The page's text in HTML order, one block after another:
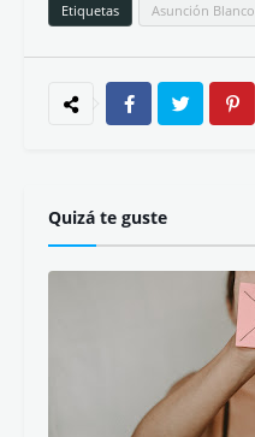
Etiquetas Asunción Blanco
Quizá te guste